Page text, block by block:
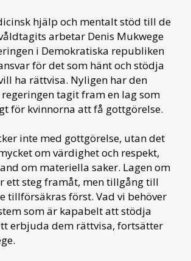
hjälp och mentalt stöd till de
arbetar Denis Mukwege
i Demokratiska republiken
för det som hänt och stödja
ha rättvisa. Nyligen har den
tagit fram en lag som
för kvinnorna att få gottgörelse.
inte med gottgörelse, utan det
om värdighet och respekt,
om materiella saker. Lagen om
ett steg framåt, men tillgång till
tillförsäkras först. Vad vi behöver
som är kapabelt att stödja
erbjuda dem rättvisa, fortsätter